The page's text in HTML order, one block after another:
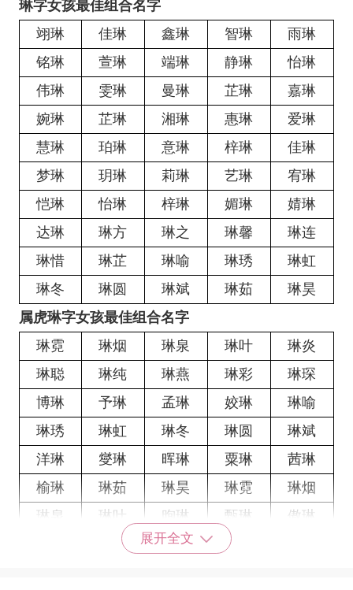
琳字女孩最佳组合名字
翊琳
佳琳 鑫琳 智琳
雨琳
铭琳
萱琳 端琳 静琳
怡琳
伟琳
雯琳 曼琳 芷琳
嘉琳
婉琳
芷琳 湘琳 惠琳
爱琳
慧琳
珀琳 意琳 梓琳
佳琳
梦琳
玥琳 莉琳 艺琳
宥琳
恺琳
怡琳 梓琳 媚琳
婧琳
达琳
琳方 琳之 琳馨
琳连
琳惜
琳芷 琳喻 琳琇
琳虹
琳冬
琳圆 琳斌 琳茹
琳昊
属虎琳字女孩最佳组合名字
琳霓
琳烟 琳泉 琳叶
琳炎
琳聪
琳纯 琳燕 琳彩
琳琛
博琳
予琳 孟琳 姣琳
琳喻
琳琇
琳虹 琳冬 琳圆
琳斌
洋琳
燮琳 晖琳 粟琳
茜琳
榆琳
琳茹 琳昊 琳霓
琳烟
琳泉
琳叶 煦琳 甄琳
傲琳
琳玲 琳如 琳馨
展开全文